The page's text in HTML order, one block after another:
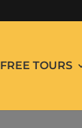
FREE TOURS